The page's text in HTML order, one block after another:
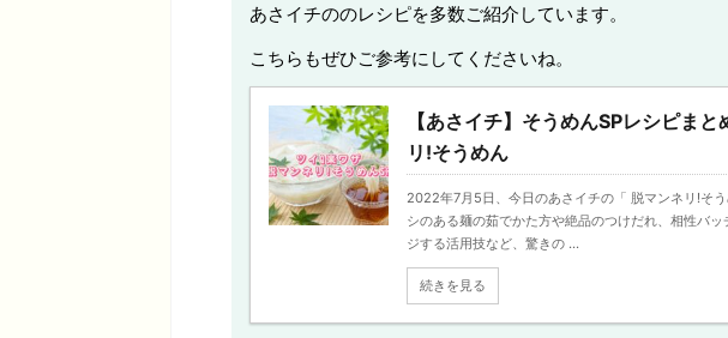
あさイチののレシピを多数ご紹介しています。
こちらもぜひご参考にしてくださいね。
【あさイチ】そうめんSPレシピま
リ!そうめん
2022年7月5日、今日のあさイチの「 脱マンネリ!そ
シのある麺の茹でかた方や絶品のつけだれ、相性バ
ジする活用技など、驚きの ...
続きを見る